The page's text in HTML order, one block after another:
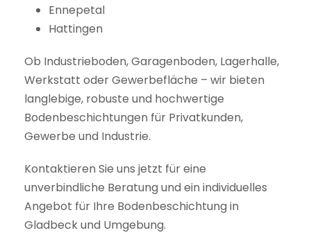
Ennepetal
Hattingen
Ob Industrieboden, Garagenboden, Lagerhalle,
Werkstatt oder Gewerbefläche – wir bieten
langlebige, robuste und hochwertige
Bodenbeschichtungen für Privatkunden,
Gewerbe und Industrie.
Kontaktieren Sie uns jetzt für eine
unverbindliche Beratung und ein individuelles
Angebot für Ihre Bodenbeschichtung in
Gladbeck und Umgebung.